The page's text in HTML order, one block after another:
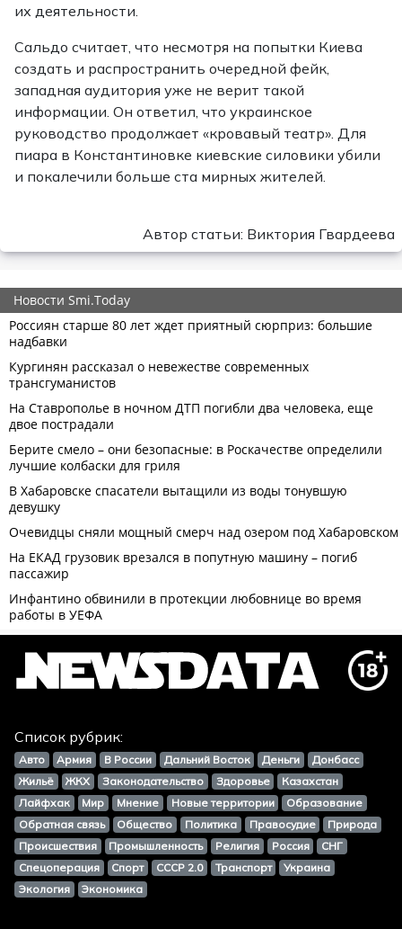
их деятельности.
Сальдо считает, что несмотря на попытки Киева
создать и распространить очередной фейк,
западная аудитория уже не верит такой
информации. Он ответил, что украинское
руководство продолжает «кровавый театр». Для
пиара в Константиновке киевские силовики убили
и покалечили больше ста мирных жителей.
Автор статьи: Виктория Гвардеева
Список рубрик:
Авто Армия В России Дальний Восток Деньги
Донбасс
Жильё
ЖКХ Законодательство Здоровье
Казахстан
Лайфхак
Мир Мнение Новые территории
Образование
Обратная связь
Общество Политика Правосудие
Природа
Происшествия
Промышленность Религия Россия
СНГ
Спецоперация
Спорт СССР 2.0 Транспорт
Украина
Экология
Экономика